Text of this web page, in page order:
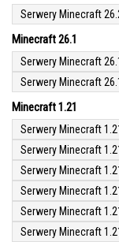
Serwery Minecraft
Minecraft 26.1
Serwery Minecraft
Serwery Minecraft
Minecraft 1.21
Serwery Minecraft
Serwery Minecraft
Serwery Minecraft
Serwery Minecraft
Serwery Minecraft
Serwery Minecraft